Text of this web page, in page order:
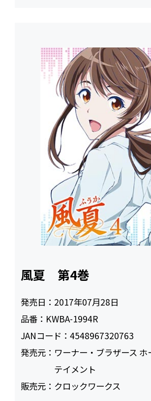
風夏 第4巻
発売日： 2017年07月28日
品番： KWBA-1994R
JANコード：4548967320763
発売元： ワーナー・ブラザース ホ
テイメント
販売元： クロックワークス